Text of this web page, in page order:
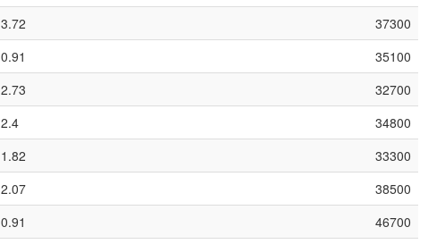
3.72
37300
0.91
35100
2.73
32700
2.4
34800
1.82
33300
2.07
38500
0.91
46700